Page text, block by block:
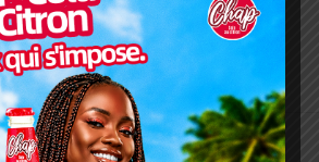
Redaction
https://lomegraph.tg/
PLUS DE L'AUTEUR